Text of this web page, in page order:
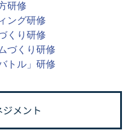
研修
ング研修
くり研修
づくり研修
トル」研修
メント